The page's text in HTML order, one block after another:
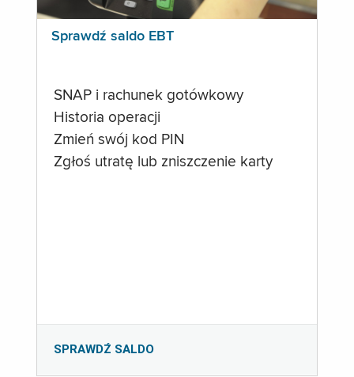
Sprawdź saldo EBT
SNAP i rachunek gotówkowy
Historia operacji
Zmień swój kod PIN
Zgłoś utratę lub zniszczenie karty
SPRAWDŹ SALDO